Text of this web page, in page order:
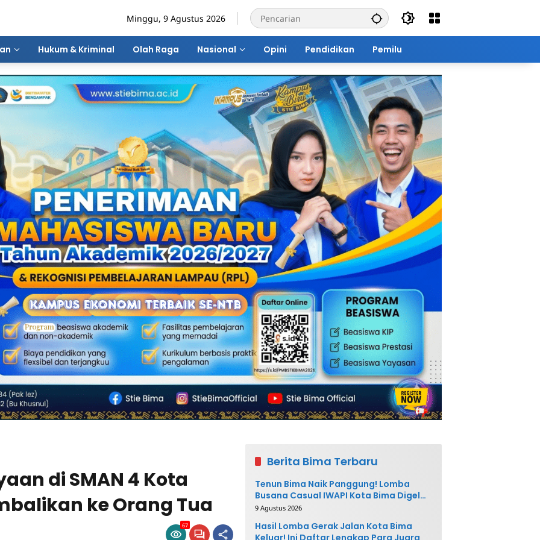
Minggu, 9 Agustus 2026
Hukum & Kriminal Olah Raga Nasional Opini Pendidikan Pemilu
di SMAN 4 Kota
ke Orang Tua
67
Berita Bima Terbaru
Tenun Bima Naik Panggung! Lomba
Busana Casual IWAPI Kota Bima Digelar
Spektakuler
9 Agustus 2026
Hasil Lomba Gerak Jalan Kota Bima
Keluar! Ini Daftar Lengkap Para Juara